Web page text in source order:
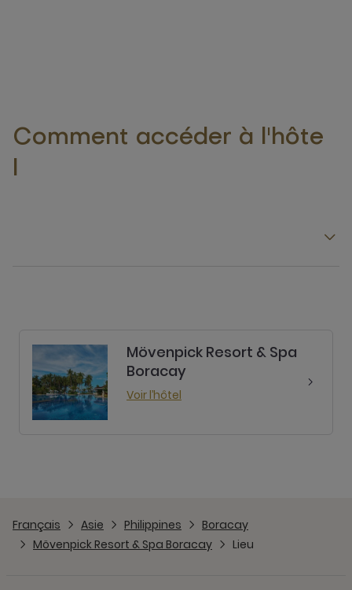
Comment accéder à l'hôte
l
Mövenpick Resort & Spa
Boracay
Voir l’hôtel
Français Asie Philippines
Boracay
Mövenpick Resort & Spa Boracay
Lieu